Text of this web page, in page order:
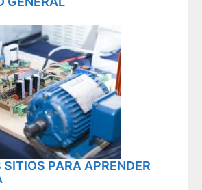
SITIOS PARA APRENDER